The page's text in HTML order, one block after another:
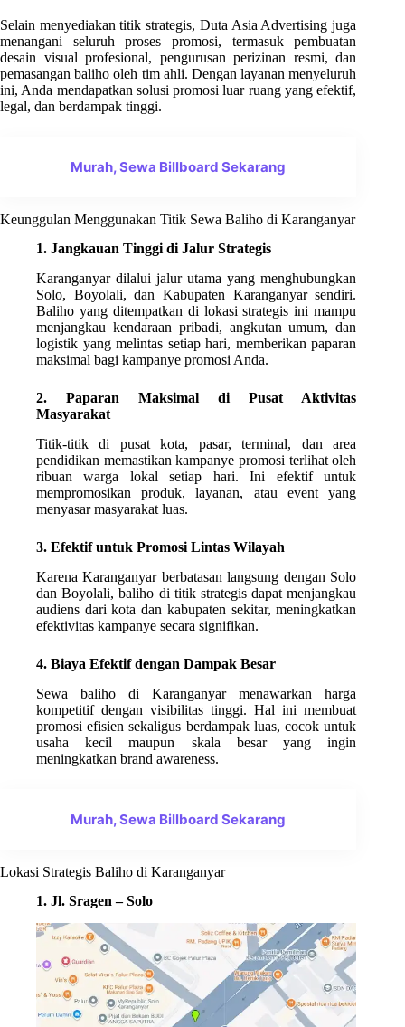
Selain menyediakan titik strategis, Duta Asia Advertising juga
menangani seluruh proses promosi, termasuk pembuatan
desain visual profesional, pengurusan perizinan resmi, dan
pemasangan baliho oleh tim ahli. Dengan layanan menyeluruh
ini, Anda mendapatkan solusi promosi luar ruang yang efektif,
legal, dan berdampak tinggi.
Murah, Sewa Billboard Sekarang
Keunggulan Menggunakan Titik Sewa Baliho di Karanganyar
1. Jangkauan Tinggi di Jalur Strategis
Karanganyar dilalui jalur utama yang menghubungkan
Solo, Boyolali, dan Kabupaten Karanganyar sendiri.
Baliho yang ditempatkan di lokasi strategis ini mampu
menjangkau kendaraan pribadi, angkutan umum, dan
logistik yang melintas setiap hari, memberikan paparan
maksimal bagi kampanye promosi Anda.
2. Paparan Maksimal di Pusat Aktivitas
Masyarakat
Titik-titik di pusat kota, pasar, terminal, dan area
pendidikan memastikan kampanye promosi terlihat oleh
ribuan warga lokal setiap hari. Ini efektif untuk
mempromosikan produk, layanan, atau event yang
menyasar masyarakat luas.
3. Efektif untuk Promosi Lintas Wilayah
Karena Karanganyar berbatasan langsung dengan Solo
dan Boyolali, baliho di titik strategis dapat menjangkau
audiens dari kota dan kabupaten sekitar, meningkatkan
efektivitas kampanye secara signifikan.
4. Biaya Efektif dengan Dampak Besar
Sewa baliho di Karanganyar menawarkan harga
kompetitif dengan visibilitas tinggi. Hal ini membuat
promosi efisien sekaligus berdampak luas, cocok untuk
usaha kecil maupun skala besar yang ingin
meningkatkan brand awareness.
Murah, Sewa Billboard Sekarang
Lokasi Strategis Baliho di Karanganyar
1. Jl. Sragen – Solo